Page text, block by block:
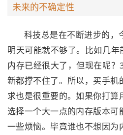
未来的不确定性
科技总是在不断进步的，
明天可能就不够了。比如几
内存已经很大了，但现在呢
新都撑不住了。所以，买手机
求也是很重要的。如果你打算
选择一个大一点的内存版本可
一些烦恼。毕竟谁也不想因为